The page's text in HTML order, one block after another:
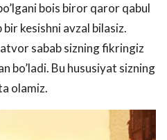
bois biror qaror qabul
kesishni avzal bilasiz.
sabab sizning fikringiz
bo’ladi. Bu hususiyat sizning
olamiz.